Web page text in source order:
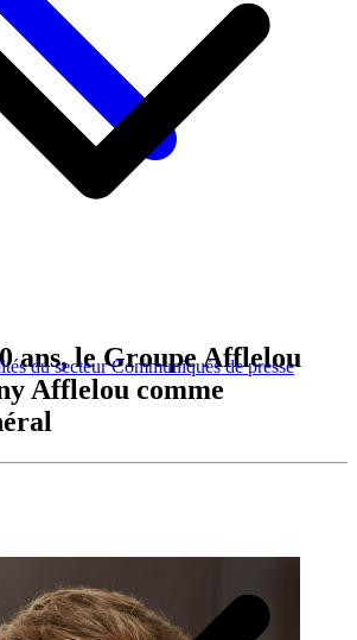
du secteurCommuniqués de presse
ans, le Groupe Afflelou
Afflelou comme